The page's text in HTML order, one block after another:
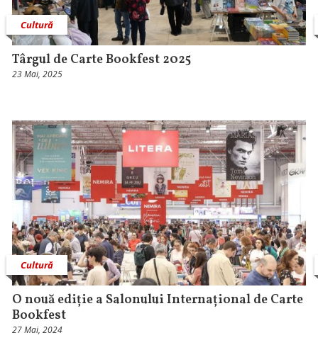
Cultură
Târgul de Carte Bookfest 2025
23 Mai, 2025
Cultură
O nouă ediție a Salonului Internațional de Carte
Bookfest
27 Mai, 2024